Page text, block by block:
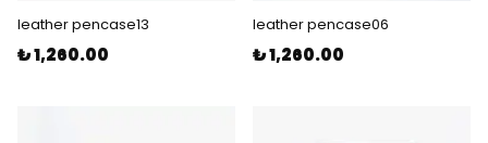
leather pencase13
₺ 1,260.00
leather pencase06
₺ 1,260.00